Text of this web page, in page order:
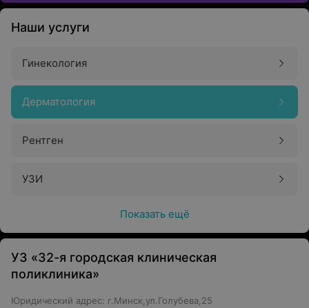
Наши услуги
Гинекология
Дерматология
Рентген
УЗИ
Показать ещё
УЗ «32-я городская клиническая
поликлиника»
Юридический адрес: г.Минск,ул.Голубева,25